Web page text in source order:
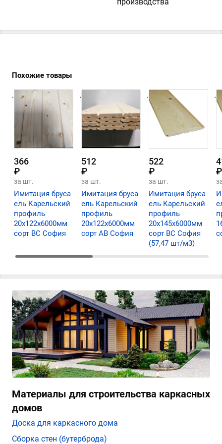
Похожие товары
.
366
₽
за шт.
Имитация бруса
ель Карельский
профиль
20х122х6000мм
сорт ВС София
.
512
₽
за шт.
Имитация бруса
ель Карельский
профиль
20х122х6000мм
сорт АВ София
.
522
₽
за шт.
Имитация бруса
ель Карельский
профиль
20х145х6000мм
сорт ВС София
(57,47 шт/м3)
.
₽
Материалы для строительства каркасных
домов
Доска для каркасного дома
Сборка стен (бутерброда)